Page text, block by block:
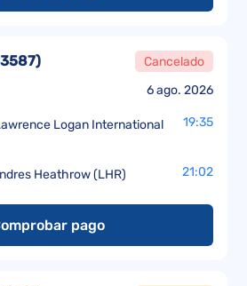
6 ago. 2026
) Cancelado
Logan International
19:35
Heathrow (LHR) 21:02
pago